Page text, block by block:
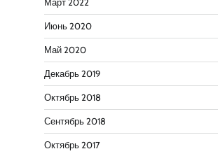
Март 2022
Июнь 2020
Май 2020
Декабрь 2019
Октябрь 2018
Сентябрь 2018
Октябрь 2017